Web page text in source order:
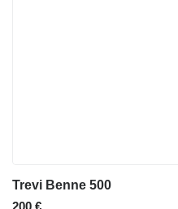
Trevi Benne 500